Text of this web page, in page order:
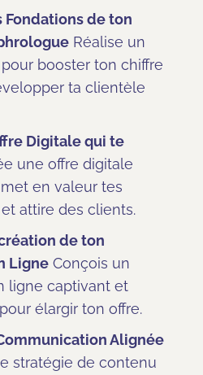
Fondations de ton
Réalise un
booster ton chiffre
ta clientèle
Digitale qui te
une offre digitale
en valeur tes
attire des clients.
de ton
LigneConçois un
ligne captivant et
élargir ton offre.
Alignée
stratégie de contenu